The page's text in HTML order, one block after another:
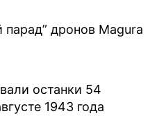
дронов Magura
останки 54
1943 года